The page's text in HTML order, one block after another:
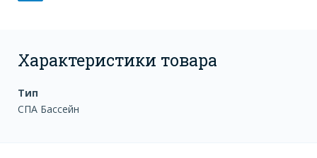
Характеристики товара
Тип
СПА Бассейн